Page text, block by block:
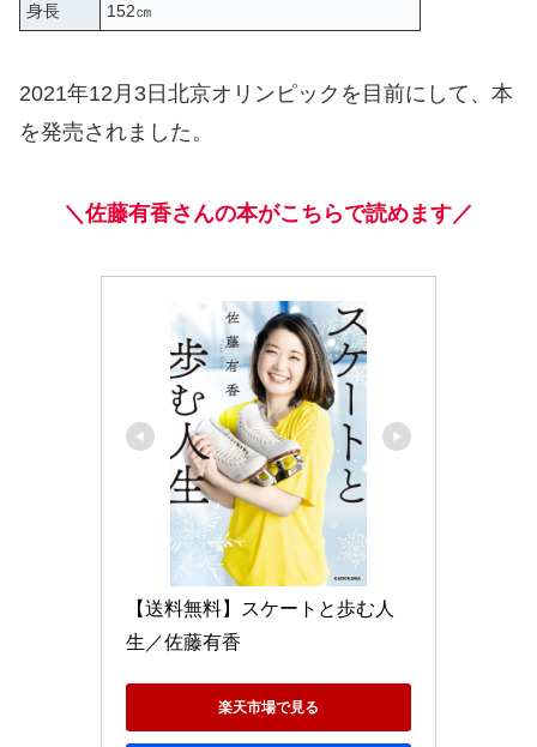
身長
152㎝
2021年12月3日北京オリンピックを目前にして、本
を発売されました。
＼佐藤有香さんの本がこちらで読めます／
【送料無料】スケートと歩む人
生／佐藤有香
楽天市場で見る